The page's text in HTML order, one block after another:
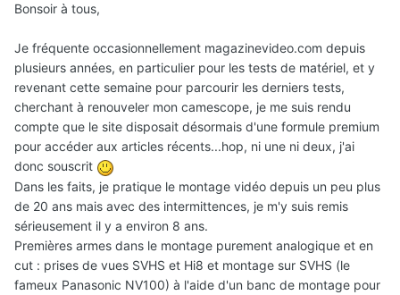
Bonsoir à tous,
Je fréquente occasionnellement magazinevideo.com depuis
plusieurs années, en particulier pour les tests de matériel, et y
revenant cette semaine pour parcourir les derniers tests,
cherchant à renouveler mon camescope, je me suis rendu
compte que le site disposait désormais d'une formule premium
pour accéder aux articles récents...hop, ni une ni deux, j'ai
donc souscrit
Dans les faits, je pratique le montage vidéo depuis un peu plus
de 20 ans mais avec des intermittences, je m'y suis remis
sérieusement il y a environ 8 ans.
Premières armes dans le montage purement analogique et en
cut : prises de vues SVHS et Hi8 et montage sur SVHS (le
fameux Panasonic NV100) à l'aide d'un banc de montage pour